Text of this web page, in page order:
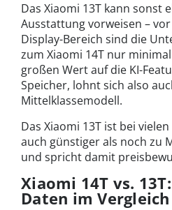
Das Xiaomi 13T kann sonst
Ausstattung vorweisen –
Display-Bereich sind die
zum Xiaomi 14T nur
großen Wert auf die KI-
Speicher, lohnt sich also
Mittelklassemodell.
Das Xiaomi 13T ist bei
auch günstiger als noch zu
und spricht damit
Xiaomi 14T vs.
Daten im Vergleich